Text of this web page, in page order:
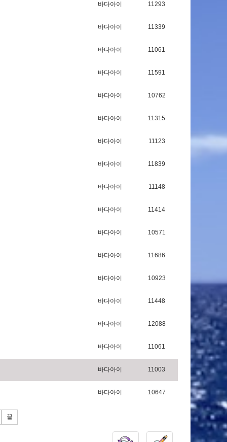
바다아이 11293
바다아이 11339
바다아이 11061
바다아이 11591
바다아이 10762
바다아이 11315
바다아이 11123
바다아이 11839
바다아이 11148
바다아이 11414
바다아이 10571
바다아이 11686
바다아이 10923
바다아이 11448
바다아이 12088
바다아이 11061
바다아이 11003
바다아이 10647
끝